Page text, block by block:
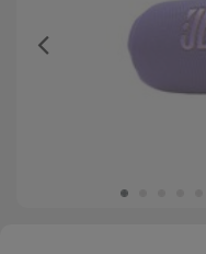
Previous